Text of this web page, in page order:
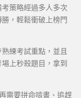
策略經過多人多次
，輕鬆衝破上榜門
練考試重點，並且
上秒殺題目，拿到
需要拼命啃書、追趕